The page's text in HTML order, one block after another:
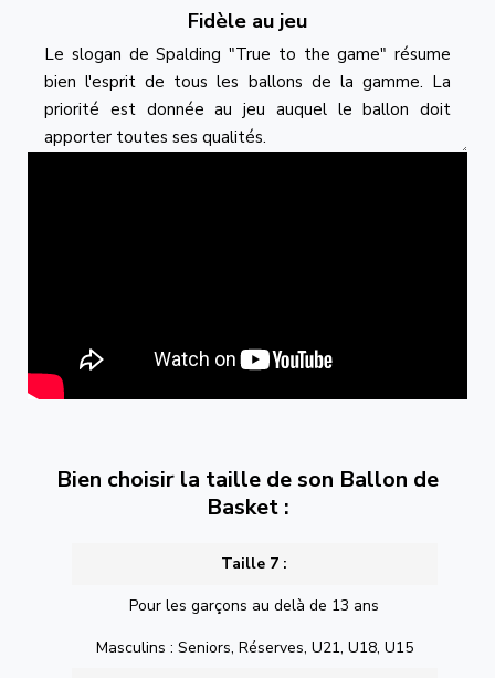
Fidèle au jeu
Le slogan de Spalding "True to the game" résume
bien l'esprit de tous les ballons de la gamme. La
priorité est donnée au jeu auquel le ballon doit
apporter toutes ses qualités.
Bien choisir la taille de son Ballon de
Basket :
Taille 7 :
Pour les garçons au delà de 13 ans
Masculins : Seniors, Réserves, U21, U18, U15